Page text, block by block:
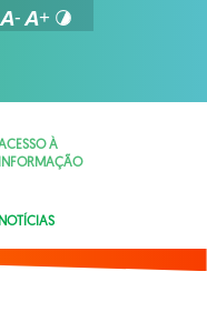
À
INFORMAÇÃO
NOTÍCIAS